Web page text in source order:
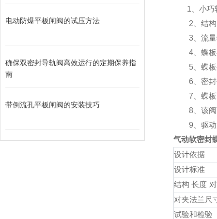
电动防爆平板闸阀的试压方法
确保双密封导轨阀高效运行的定期保养指
南
带倒流孔平板闸阀的安装技巧
1、小巧轻
2、结构简
3、流量
4、蝶板与
5、蝶板外
6、密封
7、蝶板
8、该阀
9、驱动
气动软密封
设计依据
设计标准
结构 长度
对夹法兰尺
试验和检验